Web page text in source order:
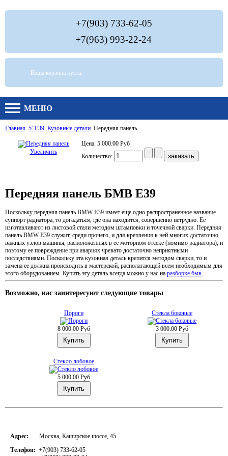
+7(903) 733-62-05
+7(963) 993-22-24
Ваша корзина пуста.
МЕНЮ
Главная 5′ E39 Кузовные детали Передняя панель
Увеличить
Цена: 5 000.00 Руб
Количество:
Передняя панель БМВ Е39
Поскольку передняя панель BMW E39 имеет еще одно распространенное название –
суппорт радиатора, то догадаться, где она находится, совершенно нетрудно. Ее
изготавливают из листовой стали методом штамповки и точечной сварки. Передняя
панель BMW E39 служит, среди прочего, и для крепления к ней многих достаточно
важных узлов машины, расположенных в ее моторном отсеке (помимо радиатора), и
поэтому ее повреждение при авариях чревато достаточно неприятными
последствиями. Поскольку эта кузовная деталь крепится методом сварки, то и
замена ее должна происходить в мастерской, располагающей всем необходимым для
этого оборудованием. Купить эту деталь всегда можно у нас на разборке бмв.
Возможно, вас заинтересуют следующие товары
Пороги
8 000.00 Руб
Стекла боковые
3 000.00 Руб
Стекло лобовое
5 000.00 Руб
Адрес: Москва, Каширское шоссе, 45
Телефон: +7(903) 733-62-05